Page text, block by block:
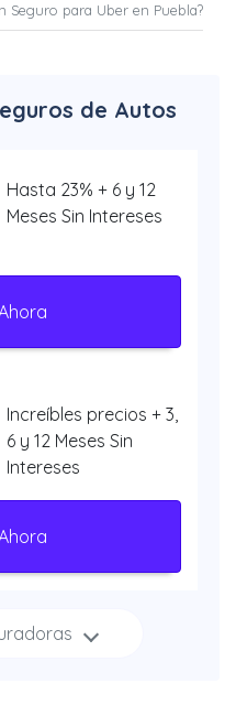
Seguro para Uber en Puebla?
de Autos
Hasta 23% + 6 y 12
Meses Sin Intereses
Increíbles precios + 3,
6 y 12 Meses Sin
Intereses
Increíbles